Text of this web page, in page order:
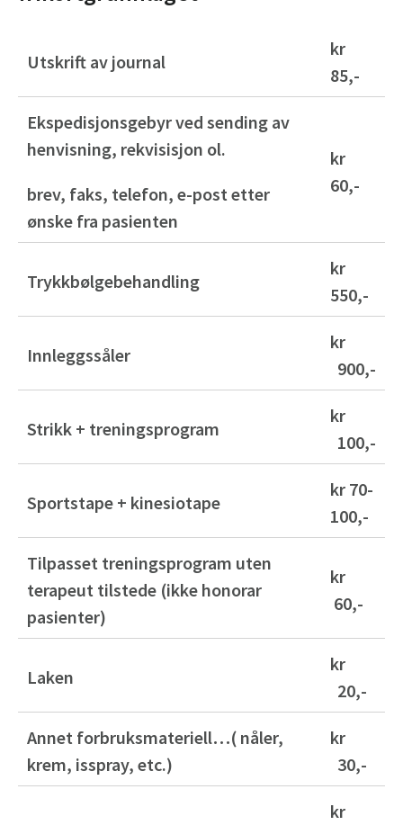
Utskrift av journal
kr
85,-
Ekspedisjonsgebyr ved sending av
henvisning, rekvisisjon ol.
brev, faks, telefon, e-post etter
ønske fra pasienten
kr
60,-
Trykkbølgebehandling
kr
550,-
Innleggssåler
kr
900,-
Strikk + treningsprogram
kr
100,-
Sportstape + kinesiotape
kr 70-
100,-
Tilpasset treningsprogram uten
terapeut tilstede (ikke honorar
pasienter)
kr
60,-
Laken
kr
20,-
Annet forbruksmateriell…( nåler,
krem, isspray, etc.)
kr
30,-
kr